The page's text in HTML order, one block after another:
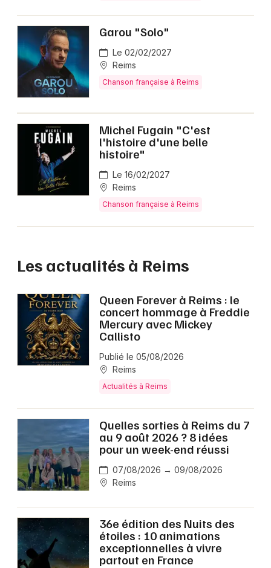
Garou "Solo"
Le 02/02/2027
Reims
Chanson française à Reims
Michel Fugain "C'est
l'histoire d'une belle
histoire"
Le 16/02/2027
Reims
Chanson française à Reims
Les actualités à Reims
Queen Forever à Reims : le
concert hommage à Freddie
Mercury avec Mickey
Callisto
Publié le 05/08/2026
Reims
Actualités à Reims
Quelles sorties à Reims du 7
au 9 août 2026 ? 8 idées
pour un week-end réussi
07/08/2026 → 09/08/2026
Reims
36e édition des Nuits des
étoiles : 10 animations
exceptionnelles à vivre
partout en France